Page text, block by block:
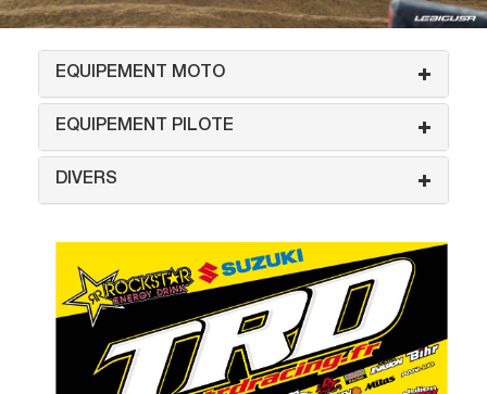
EQUIPEMENT MOTO
EQUIPEMENT PILOTE
DIVERS